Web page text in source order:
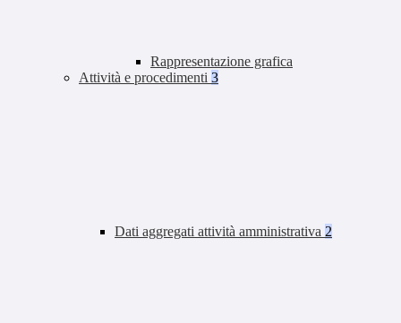
Rappresentazione grafica
Attività e procedimenti 3
Dati aggregati attività amministrativa 2